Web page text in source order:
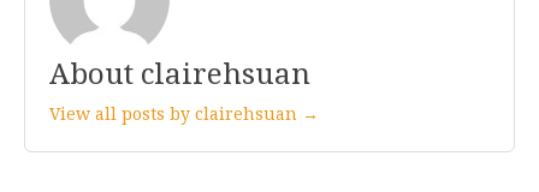
About clairehsuan
View all posts by clairehsuan →